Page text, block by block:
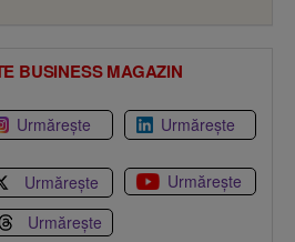
BUSINESS MAGAZIN
Urmărește Urmărește
Urmărește
Urmărește
Urmărește